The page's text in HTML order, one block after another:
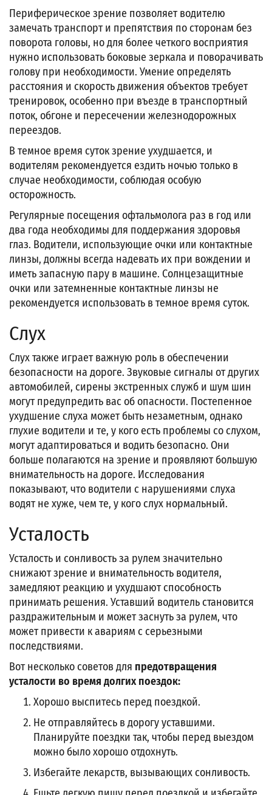
Периферическое зрение позволяет водителю
замечать транспорт и препятствия по сторонам без
поворота головы, но для более четкого восприятия
нужно использовать боковые зеркала и поворачивать
голову при необходимости. Умение определять
расстояния и скорость движения объектов требует
тренировок, особенно при въезде в транспортный
поток, обгоне и пересечении железнодорожных
переездов.
В темное время суток зрение ухудшается, и
водителям рекомендуется ездить ночью только в
случае необходимости, соблюдая особую
осторожность.
Регулярные посещения офтальмолога раз в год или
два года необходимы для поддержания здоровья
глаз. Водители, использующие очки или контактные
линзы, должны всегда надевать их при вождении и
иметь запасную пару в машине. Солнцезащитные
очки или затемненные контактные линзы не
рекомендуется использовать в темное время суток.
Слух
Слух также играет важную роль в обеспечении
безопасности на дороге. Звуковые сигналы от других
автомобилей, сирены экстренных служб и шум шин
могут предупредить вас об опасности. Постепенное
ухудшение слуха может быть незаметным, однако
глухие водители и те, у кого есть проблемы со слухом,
могут адаптироваться и водить безопасно. Они
больше полагаются на зрение и проявляют большую
внимательность на дороге. Исследования
показывают, что водители с нарушениями слуха
водят не хуже, чем те, у кого слух нормальный.
Усталость
Усталость и сонливость за рулем значительно
снижают зрение и внимательность водителя,
замедляют реакцию и ухудшают способность
принимать решения. Уставший водитель становится
раздражительным и может заснуть за рулем, что
может привести к авариям с серьезными
последствиями.
Вот несколько советов для предотвращения
усталости во время долгих поездок:
Хорошо выспитесь перед поездкой.
Не отправляйтесь в дорогу уставшими.
Планируйте поездки так, чтобы перед выездом
можно было хорошо отдохнуть.
Избегайте лекарств, вызывающих сонливость.